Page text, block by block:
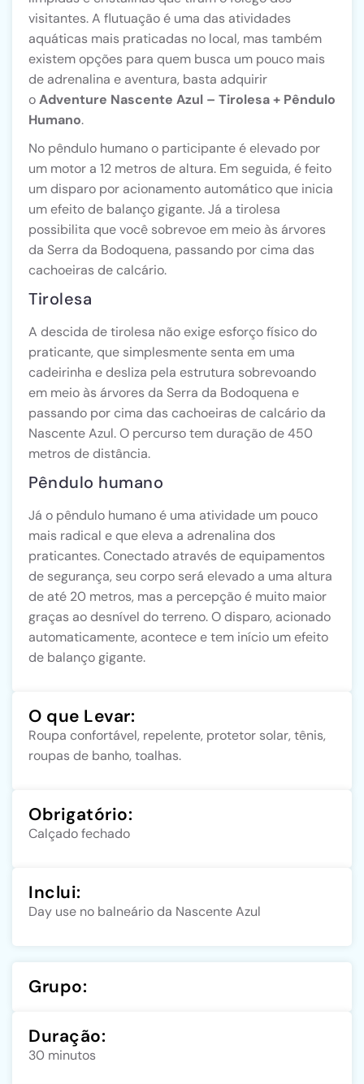
visitantes. A flutuação é uma das atividades
aquáticas mais praticadas no local, mas também
existem opções para quem busca um pouco mais
de adrenalina e aventura, basta adquirir
oAdventure Nascente Azul – Tirolesa + Pêndulo
Humano.
No pêndulo humano o participante é elevado por
um motor a 12 metros de altura. Em seguida, é feito
um disparo por acionamento automático que inicia
um efeito de balanço gigante. Já a tirolesa
possibilita que você sobrevoe em meio às árvores
da Serra da Bodoquena, passando por cima das
cachoeiras de calcário.
Tirolesa
A descida de tirolesa não exige esforço físico do
praticante, que simplesmente senta em uma
cadeirinha e desliza pela estrutura sobrevoando
em meio às árvores da Serra da Bodoquena e
passando por cima das cachoeiras de calcário da
Nascente Azul. O percurso tem duração de 450
metros de distância.
Pêndulo humano
Já o pêndulo humano é uma atividade um pouco
mais radical e que eleva a adrenalina dos
praticantes. Conectado através de equipamentos
de segurança, seu corpo será elevado a uma altura
de até 20 metros, mas a percepção é muito maior
graças ao desnível do terreno. O disparo, acionado
automaticamente, acontece e tem início um efeito
de balanço gigante.
O que Levar:
Roupa confortável, repelente, protetor solar, tênis,
roupas de banho, toalhas.
Obrigatório:
Calçado fechado
Inclui:
Day use no balneário da Nascente Azul
Grupo:
Duração:
30 minutos